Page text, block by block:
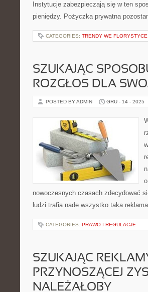
Instytucje zabezpieczają się w ten
pieniędzy. Pożyczka prywatna
CATEGORIES: TRENDY WE FLORYSTYCE
SZUKAJĄC
ROZGŁOS DLA
POSTED BY ADMIN GRU - 14 - 2025
nowoczesnych czasach zdecydować
ludzi trafia nade wszystko taka
CATEGORIES: PRAWO I REGULACJE
SZUKAJĄC
PRZYNOSZĄCEJ
NALEŻAŁOBY